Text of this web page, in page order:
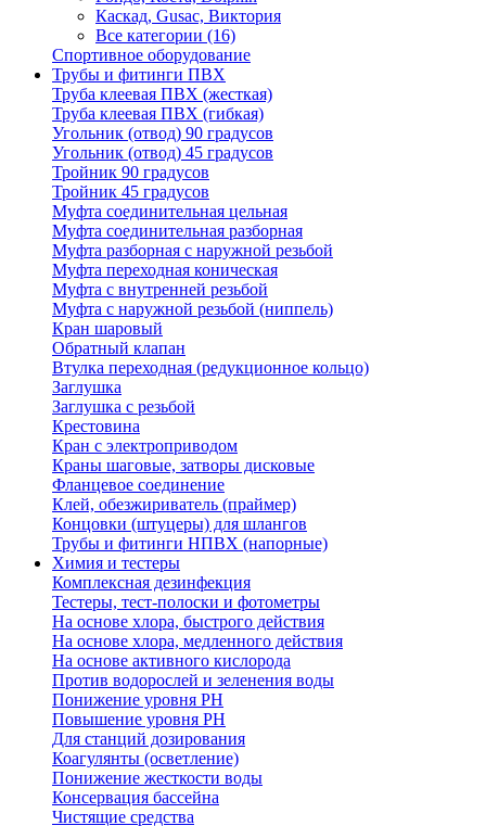
Каскад, Gusac, Виктория
Все категории (16)
Спортивное оборудование
Трубы и фитинги ПВХ
Труба клеевая ПВХ (жесткая)
Труба клеевая ПВХ (гибкая)
Угольник (отвод) 90 градусов
Угольник (отвод) 45 градусов
Тройник 90 градусов
Тройник 45 градусов
Муфта соединительная цельная
Муфта соединительная разборная
Муфта разборная с наружной резьбой
Муфта переходная коническая
Муфта с внутренней резьбой
Муфта с наружной резьбой (ниппель)
Кран шаровый
Обратный клапан
Втулка переходная (редукционное кольцо)
Заглушка
Заглушка с резьбой
Крестовина
Кран с электроприводом
Краны шаговые, затворы дисковые
Фланцевое соединение
Клей, обезжириватель (праймер)
Концовки (штуцеры) для шлангов
Трубы и фитинги НПВХ (напорные)
Химия и тестеры
Комплексная дезинфекция
Тестеры, тест-полоски и фотометры
На основе хлора, быстрого действия
На основе хлора, медленного действия
На основе активного кислорода
Против водорослей и зеленения воды
Понижение уровня РН
Повышение уровня РН
Для станций дозирования
Коагулянты (осветление)
Понижение жесткости воды
Консервация бассейна
Чистящие средства